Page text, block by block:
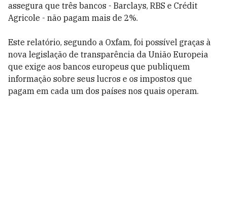
assegura que três bancos - Barclays, RBS e Crédit
Agricole - não pagam mais de 2%.
Este relatório, segundo a Oxfam, foi possível graças à
nova legislação de transparência da União Europeia
que exige aos bancos europeus que publiquem
informação sobre seus lucros e os impostos que
pagam em cada um dos países nos quais operam.